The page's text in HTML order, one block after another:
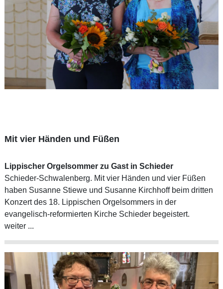
Mit vier Händen und Füßen
Lippischer Orgelsommer zu Gast in Schieder
Schieder-Schwalenberg. Mit vier Händen und vier Füßen
haben Susanne Stiewe und Susanne Kirchhoff beim dritten
Konzert des 18. Lippischen Orgelsommers in der
evangelisch-reformierten Kirche Schieder begeistert.
weiter ...